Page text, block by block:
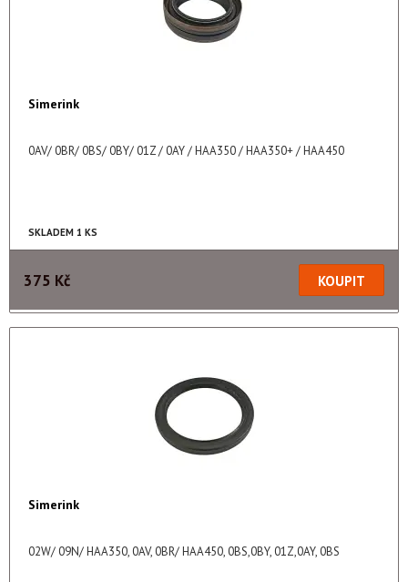
Simerink
0AV/ 0BR/ 0BS/ 0BY/ 01Z / 0AY / HAA350 / HAA350+ / HAA450
SKLADEM 1 KS
375 Kč
Simerink
02W/ 09N/ HAA350, 0AV, 0BR/ HAA450, 0BS,0BY, 01Z,0AY, 0BS